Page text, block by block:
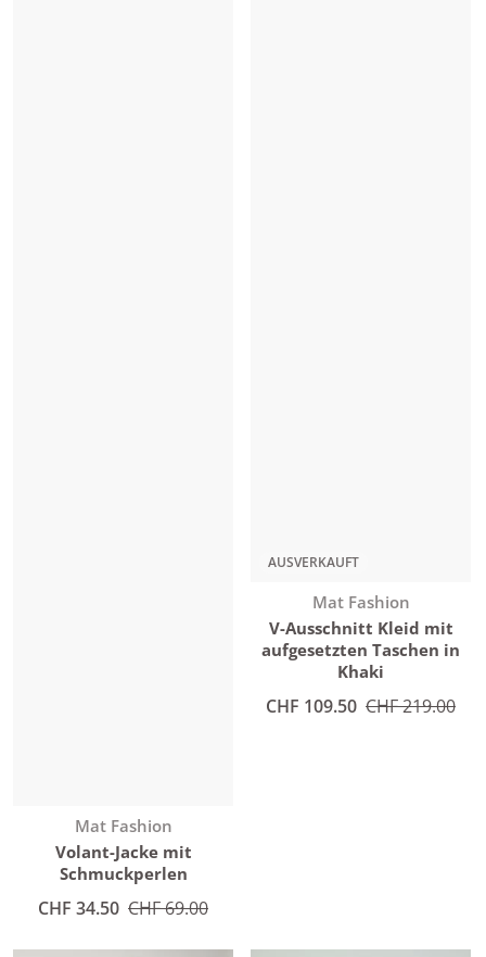
Anbieter:
Mat Fashion
Volant-Jacke mit
Schmuckperlen
Angebotspreis
CHF 34.50 Normaler Preis
CHF 69.00
AUSVERKAUFT
Anbieter:
Mat Fashion
V-Ausschnitt Kleid mit
aufgesetzten Taschen in
Khaki
Angebotspreis
CHF 109.50 Normaler Preis
CHF 219.00